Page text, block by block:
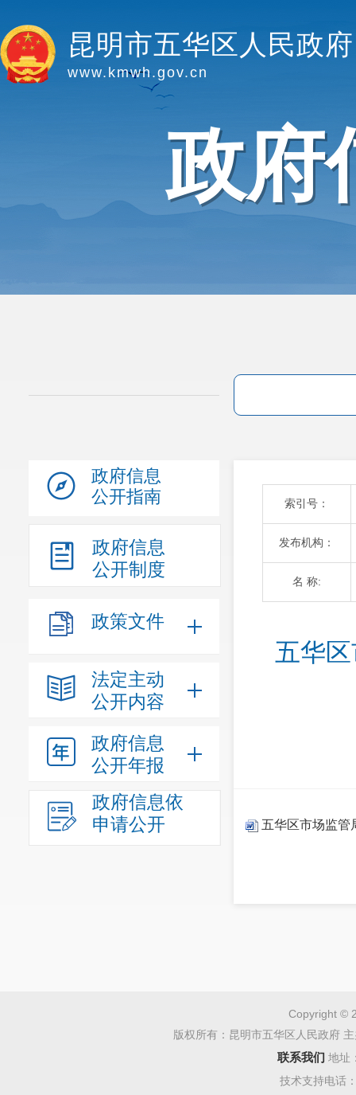
昆明市五华区人民政府
www.kmwh.gov.cn
政府
政府信息
公开指南
政府信息
公开制度
政策文件
法定主动
公开内容
政府信息
公开年报
政府信息依
申请公开
索引号：
发布机构：
名 称:
五华
五华区市场监管
Copyright ©
版权所有：昆明市五华区人民政府
联系我们 地址
技术支持电话